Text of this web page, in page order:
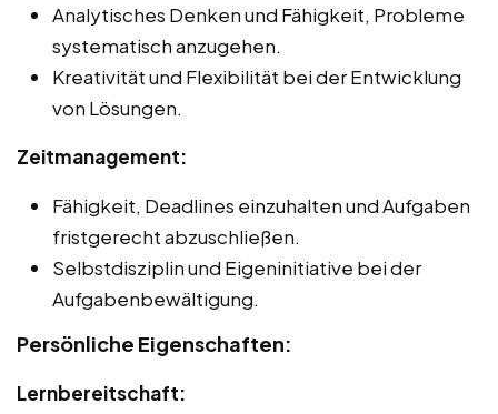
Analytisches Denken und Fähigkeit, Probleme
systematisch anzugehen.
Kreativität und Flexibilität bei der Entwicklung
von Lösungen.
Zeitmanagement:
Fähigkeit, Deadlines einzuhalten und Aufgaben
fristgerecht abzuschließen.
Selbstdisziplin und Eigeninitiative bei der
Aufgabenbewältigung.
Persönliche Eigenschaften:
Lernbereitschaft: